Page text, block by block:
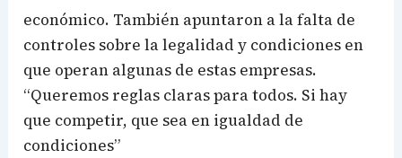
económico. También apuntaron a la falta de
controles sobre la legalidad y condiciones en
que operan algunas de estas empresas.
“Queremos reglas claras para todos. Si hay
que competir, que sea en igualdad de
condiciones”